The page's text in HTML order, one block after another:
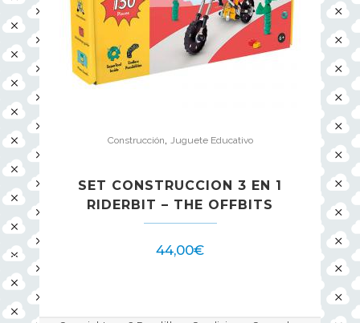
Construcción Juguete Educativo
SET CONSTRUCCION 3 EN 1
RIDERBIT – THE OFFBITS
44,00€